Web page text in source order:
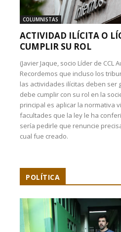
COLUMNISTAS
ACTIVIDAD ILÍCITA O
CUMPLIR SU ROL
(Javier Jaque, socio Líder de CCL
Recordemos que incluso los
las actividades ilícitas deben ser
debe cumplir con su rol en la
principal es aplicar la normativa
facultades que la ley le ha
sería pedirle que renuncie
cual fue creado.
POLÍTICA